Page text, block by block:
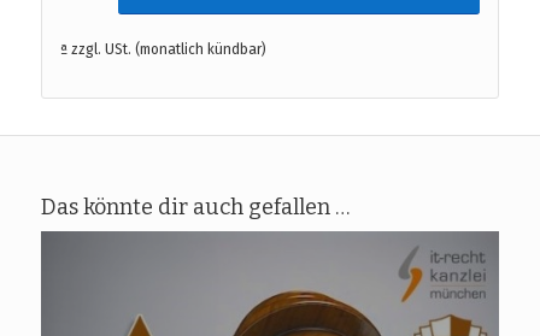
ª zzgl. USt. (monatlich kündbar)
Das könnte dir auch gefallen …